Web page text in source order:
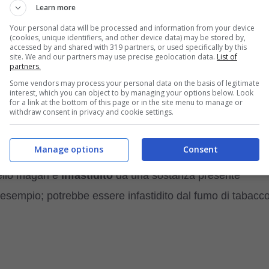
per liberare le narici. Se gli starnuti, però, si verificano
WHATSAPPe ricevi ogni giorno storie e
magari èinfastiditoda una sostanza presente
potrebbe essere infastidito dal fumo di
Learn more
Your personal data will be processed and information from your device
(cookies, unique identifiers, and other device data) may be stored by,
accessed by and shared with 319 partners, or used specifically by this
site. We and our partners may use precise geolocation data. List of
partners.
Some vendors may process your personal data on the basis of legitimate
interest, which you can object to by managing your options below. Look
for a link at the bottom of this page or in the site menu to manage or
withdraw consent in privacy and cookie settings.
Consent
Manage options